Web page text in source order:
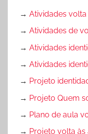
→ Atividades
→ Atividades de
→ Atividades
→ Atividades
→ Projeto
→ Projeto Quem
→ Plano de aula
→ Projeto volta às